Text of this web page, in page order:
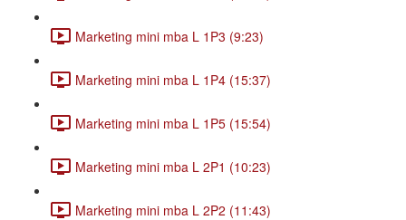
Marketing mini mba L 1P3 (9:23)
Marketing mini mba L 1P4 (15:37)
Marketing mini mba L 1P5 (15:54)
Marketing mini mba L 2P1 (10:23)
Marketing mini mba L 2P2 (11:43)